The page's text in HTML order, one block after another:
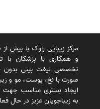
و همکاری با پزشکان با
تخصصی لیفت بینی بدون
صورت با نخ، پوست، مو و
ایجاد بستری مناسب
به زیباجویان عزیز در حال